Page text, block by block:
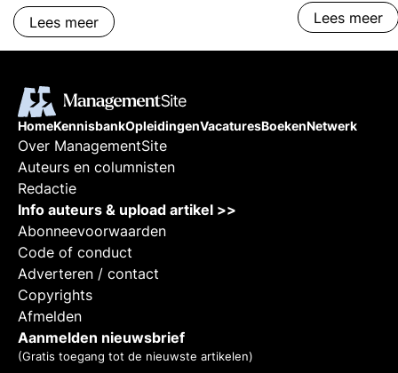
Lees meer
branding en
Inzichten, tips
Lees meer
HomeKennisbankOpleidingenVacaturesBoekenNetwerk
Over ManagementSite
Auteurs en columnisten
Redactie
Info auteurs & upload artikel >>
Abonneevoorwaarden
Code of conduct
Adverteren / contact
Copyrights
Afmelden
Aanmelden nieuwsbrief
(Gratis toegang tot de nieuwste artikelen)